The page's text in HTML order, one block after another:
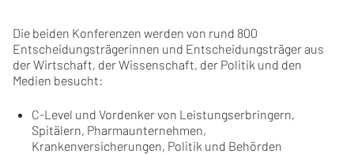
Die beiden Konferenzen werden von rund 800
Entscheidungsträgerinnen und Entscheidungsträger aus
der Wirtschaft, der Wissenschaft, der Politik und den
Medien besucht:
C-Level und Vordenker von Leistungserbringern,
Spitälern, Pharmaunternehmen,
Krankenversicherungen, Politik und Behörden